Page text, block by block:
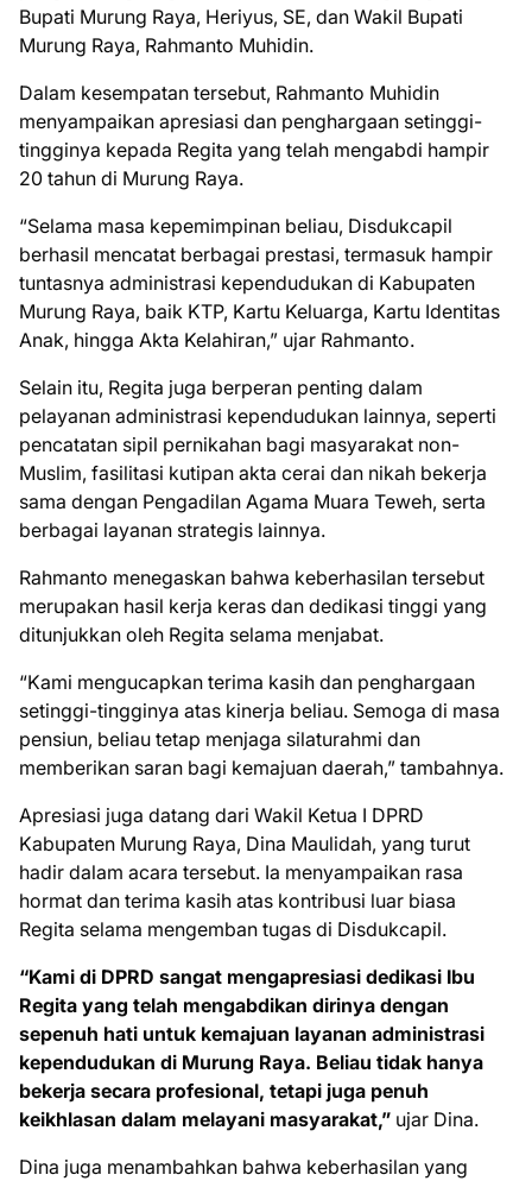
Bupati Murung Raya, Heriyus, SE, dan Wakil Bupati
Murung Raya, Rahmanto Muhidin.
Dalam kesempatan tersebut, Rahmanto Muhidin
menyampaikan apresiasi dan penghargaan setinggi-
tingginya kepada Regita yang telah mengabdi hampir
20 tahun di Murung Raya.
“Selama masa kepemimpinan beliau, Disdukcapil
berhasil mencatat berbagai prestasi, termasuk hampir
tuntasnya administrasi kependudukan di Kabupaten
Murung Raya, baik KTP, Kartu Keluarga, Kartu Identitas
Anak, hingga Akta Kelahiran,” ujar Rahmanto.
Selain itu, Regita juga berperan penting dalam
pelayanan administrasi kependudukan lainnya, seperti
pencatatan sipil pernikahan bagi masyarakat non-
Muslim, fasilitasi kutipan akta cerai dan nikah bekerja
sama dengan Pengadilan Agama Muara Teweh, serta
berbagai layanan strategis lainnya.
Rahmanto menegaskan bahwa keberhasilan tersebut
merupakan hasil kerja keras dan dedikasi tinggi yang
ditunjukkan oleh Regita selama menjabat.
“Kami mengucapkan terima kasih dan penghargaan
setinggi-tingginya atas kinerja beliau. Semoga di masa
pensiun, beliau tetap menjaga silaturahmi dan
memberikan saran bagi kemajuan daerah,” tambahnya.
Apresiasi juga datang dari Wakil Ketua I DPRD
Kabupaten Murung Raya, Dina Maulidah, yang turut
hadir dalam acara tersebut. Ia menyampaikan rasa
hormat dan terima kasih atas kontribusi luar biasa
Regita selama mengemban tugas di Disdukcapil.
“Kami di DPRD sangat mengapresiasi dedikasi Ibu
Regita yang telah mengabdikan dirinya dengan
sepenuh hati untuk kemajuan layanan administrasi
kependudukan di Murung Raya. Beliau tidak hanya
bekerja secara profesional, tetapi juga penuh
keikhlasan dalam melayani masyarakat,” ujar Dina.
Dina juga menambahkan bahwa keberhasilan yang